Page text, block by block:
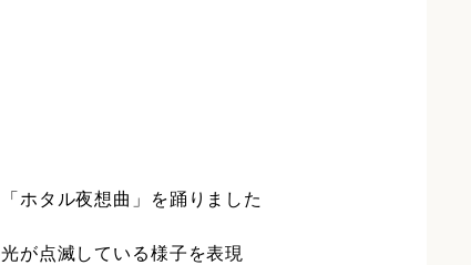
ホタル夜想曲」を踊りました
が点滅している様子を表現